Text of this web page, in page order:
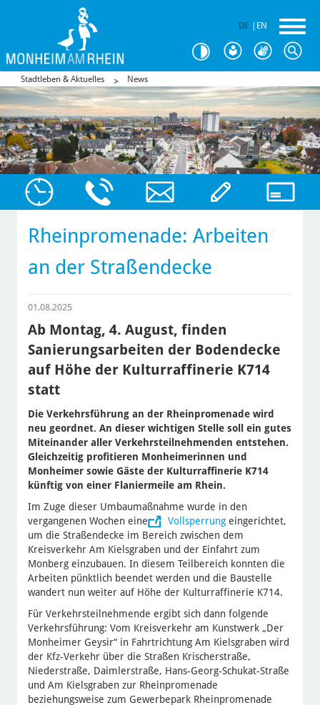
DE EN
Stadtleben & Aktuelles News
Rheinpromenade: Arbeiten
an der Straßendecke
01.08.2025
Ab Montag, 4. August, finden
Sanierungsarbeiten der Bodendecke
auf Höhe der Kulturraffinerie K714
statt
Die Verkehrsführung an der Rheinpromenade wird
neu geordnet. An dieser wichtigen Stelle soll ein gutes
Miteinander aller Verkehrsteilnehmenden entstehen.
Gleichzeitig profitieren Monheimerinnen und
Monheimer sowie Gäste der Kulturraffinerie K714
künftig von einer Flaniermeile am Rhein.
Im Zuge dieser Umbaumaßnahme wurde in den
vergangenen Wochen eine
Vollsperrungeingerichtet,
um die Straßendecke im Bereich zwischen dem
Kreisverkehr Am Kielsgraben und der Einfahrt zum
Monberg einzubauen. In diesem Teilbereich konnten die
Arbeiten pünktlich beendet werden und die Baustelle
wandert nun weiter auf Höhe der Kulturraffinerie K714.
Für Verkehrsteilnehmende ergibt sich dann folgende
Verkehrsführung: Vom Kreisverkehr am Kunstwerk „Der
Monheimer Geysir“ in Fahrtrichtung Am Kielsgraben wird
der Kfz-Verkehr über die Straßen Krischerstraße,
Niederstraße, Daimlerstraße, Hans-Georg-Schukat-Straße
und Am Kielsgraben zur Rheinpromenade
beziehungsweise zum Gewerbepark Rheinpromenade